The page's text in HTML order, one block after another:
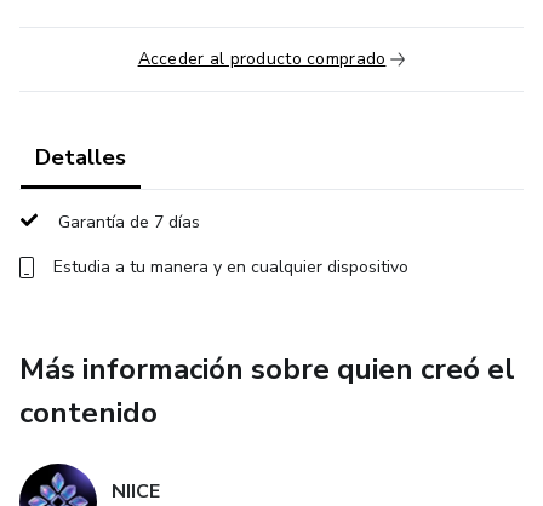
Acceder al producto comprado
Detalles
Garantía de 7 días
Estudia a tu manera y en cualquier dispositivo
Más información sobre quien creó el
contenido
NIICE